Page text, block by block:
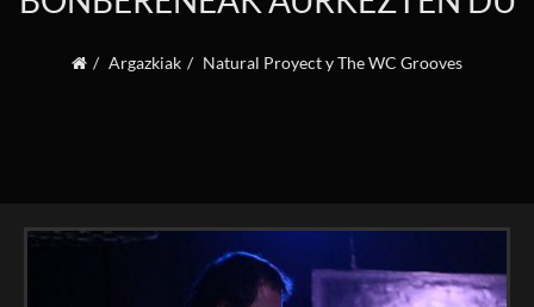
Argazkiak Natural Proyect y The WC Grooves